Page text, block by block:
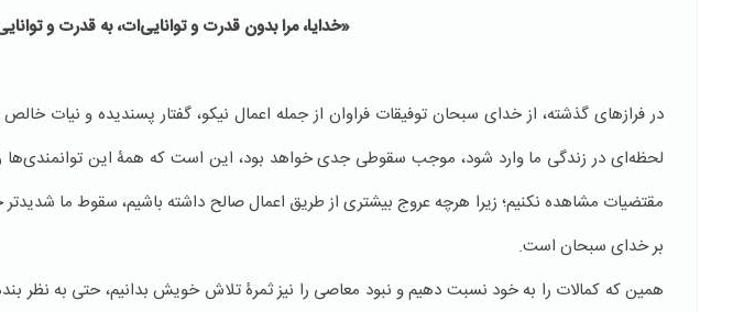
«خدایا، مرا بدون قدرت و توانایی‌ات، به قدرت و
در فرازهای گذشته، از خدای سبحان توفیقات فراوان از جمله اعمال نیکو، گفتار پسندیده و نیات
لحظه‌ای در زندگی ما وارد شود، موجب سقوطی جدی خواهد بود، این است که همۀ این توانمندی‌ها
مقتضیات مشاهده نکنیم؛ زیرا هرچه عروج بیشتری از طریق اعمال صالح داشته باشیم، سقوط ما
بر خدای سبحان است.
همین که کمالات را به خود نسبت دهیم و نبود معاصی را نیز ثمرۀ تلاش خویش بدانیم، حتی به نظر